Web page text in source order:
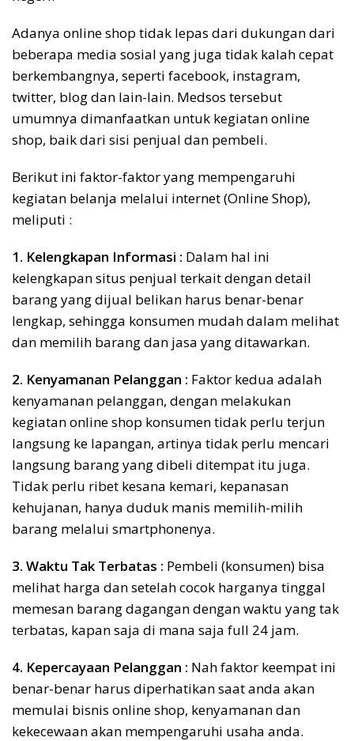
Adanya online shop tidak lepas dari dukungan dari
beberapa media sosial yang juga tidak kalah cepat
berkembangnya, seperti facebook, instagram,
twitter, blog dan lain-lain. Medsos tersebut
umumnya dimanfaatkan untuk kegiatan online
shop, baik dari sisi penjual dan pembeli.
Berikut ini faktor-faktor yang mempengaruhi
kegiatan belanja melalui internet (Online Shop),
meliputi :
1. Kelengkapan Informasi : Dalam hal ini
kelengkapan situs penjual terkait dengan detail
barang yang dijual belikan harus benar-benar
lengkap, sehingga konsumen mudah dalam melihat
dan memilih barang dan jasa yang ditawarkan.
2. Kenyamanan Pelanggan : Faktor kedua adalah
kenyamanan pelanggan, dengan melakukan
kegiatan online shop konsumen tidak perlu terjun
langsung ke lapangan, artinya tidak perlu mencari
langsung barang yang dibeli ditempat itu juga.
Tidak perlu ribet kesana kemari, kepanasan
kehujanan, hanya duduk manis memilih-milih
barang melalui smartphonenya.
3. Waktu Tak Terbatas : Pembeli (konsumen) bisa
melihat harga dan setelah cocok harganya tinggal
memesan barang dagangan dengan waktu yang tak
terbatas, kapan saja di mana saja full 24 jam.
4. Kepercayaan Pelanggan : Nah faktor keempat ini
benar-benar harus diperhatikan saat anda akan
memulai bisnis online shop, kenyamanan dan
kekecewaan akan mempengaruhi usaha anda.